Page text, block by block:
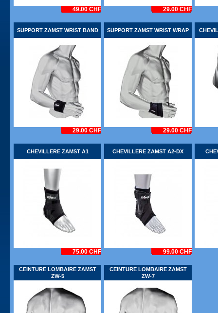
49.00 CHF 29.00 CHF
SUPPORT ZAMST WRIST BAND
29.00 CHF
SUPPORT ZAMST WRIST WRAP
29.00 CHF
CHEVILLERE ZAMST A1
75.00 CHF
CHEVILLERE ZAMST A2-DX
99.00 CHF
CEINTURE LOMBAIRE ZAMST
ZW-5
CEINTURE LOMBAIRE ZAMST
ZW-7